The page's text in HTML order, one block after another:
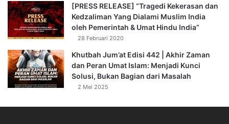
[PRESS RELEASE] “Tragedi Kekerasan dan
Kedzaliman Yang Dialami Muslim India
oleh Pemerintah & Umat Hindu India”
28 Februari 2020
Khutbah Jum’at Edisi 442 | Akhir Zaman
dan Peran Umat Islam: Menjadi Kunci
Solusi, Bukan Bagian dari Masalah
2 Mei 2025